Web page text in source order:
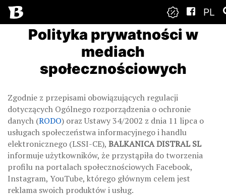
PL
Polityka prywatności w
mediach
społecznościowych
Zgodnie z przepisami obowiązujących regulacji
dotyczących Ogólnego rozporządzenia o ochronie
danych (RODO) oraz Ustawy 34/2002 z dnia 11 lipca o
usługach społeczeństwa informacyjnego i handlu
elektronicznego (LSSI-CE), BALKANICA DISTRAL SL
informuje użytkowników, że przystąpiła do tworzenia
profilu na portalach społecznościowych Facebook,
Instagram, YouTube, którego głównym celem jest
reklama swoich produktów i usług.